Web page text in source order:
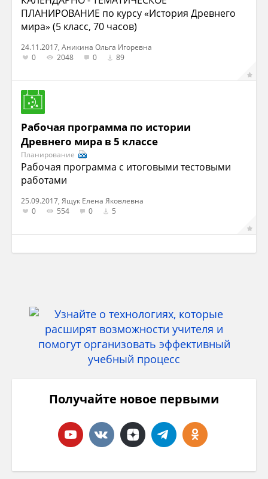
ПЛАНИРОВАНИЕ по курсу «История Древнего
мира» (5 класс, 70 часов)
24.11.2017, Аникина Ольга Игоревна
0
2048 0 89
Рабочая программа по истории
Древнего мира в 5 классе
Планирование
Рабочая программа с итоговыми тестовыми
работами
25.09.2017, Ящук Елена Яковлевна
0
554 0 5
Получайте новое первыми